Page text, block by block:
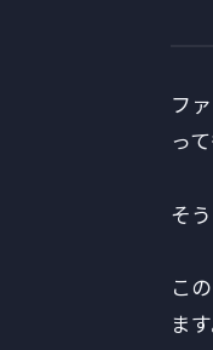
フ
っ
そ
こ
ます